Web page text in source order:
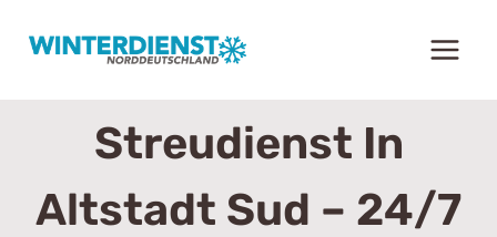
Inhalt
Streudienst In
Altstadt Sud – 24/7